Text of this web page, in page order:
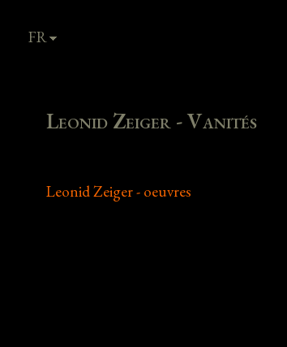
FR
Leonid Zeiger - Vanités
Leonid Zeiger - oeuvres